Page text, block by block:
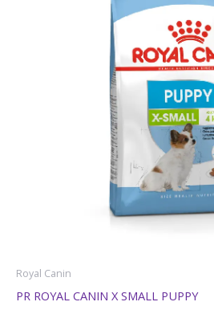
Royal Canin
PR ROYAL CANIN X SMALL PUPPY